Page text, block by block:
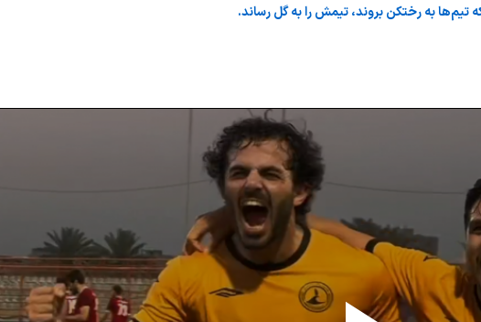
تیم‌ها به رختکن بروند، تیمش را به گل رساند.